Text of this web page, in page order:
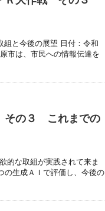
組と今後の展望 日付：令和
市は、市民への情報伝達を
その３ これまでの
的な取組が実践されて来ま
の生成ＡＩで評価し、今後の